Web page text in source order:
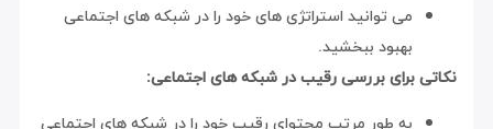
می توانید استراتژی های خود را در شبکه های اجتماعی
بهبود ببخشید.
نکاتی برای بررسی رقیب در شبکه های اجتماعی:
به طور مرتب محتوای رقیب خود را در شبکه های اجتماعی